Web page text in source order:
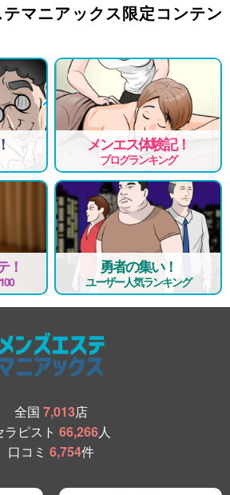
マニアックス限定コンテン
メンエス体験記！
ブログランキング
！ 勇者の集い！
ユーザー人気ランキング
全国 7,013店
ラピスト 66,266人
口コミ 6,754件